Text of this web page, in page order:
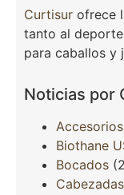
Curtisur ofrece
tanto al
para caballos y
Noticias por
Accesorios
Biothane
Bocados
Cabezadas